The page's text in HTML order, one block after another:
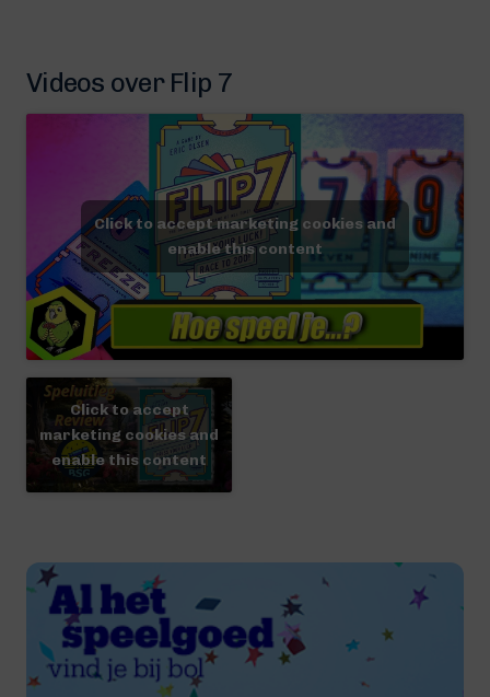
Videos over Flip 7
Click to accept marketing cookies and
enable this content
Click to accept
marketing cookies and
enable this content